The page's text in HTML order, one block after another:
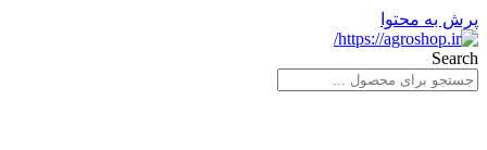
پرش به محتوا
Search